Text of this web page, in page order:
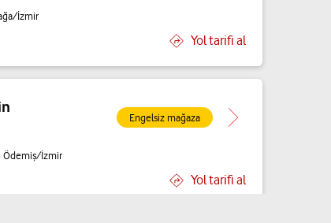
İzmir
Yol tarifi al
Engelsiz mağaza
Ödemiş/İzmir
Yol tarifi al